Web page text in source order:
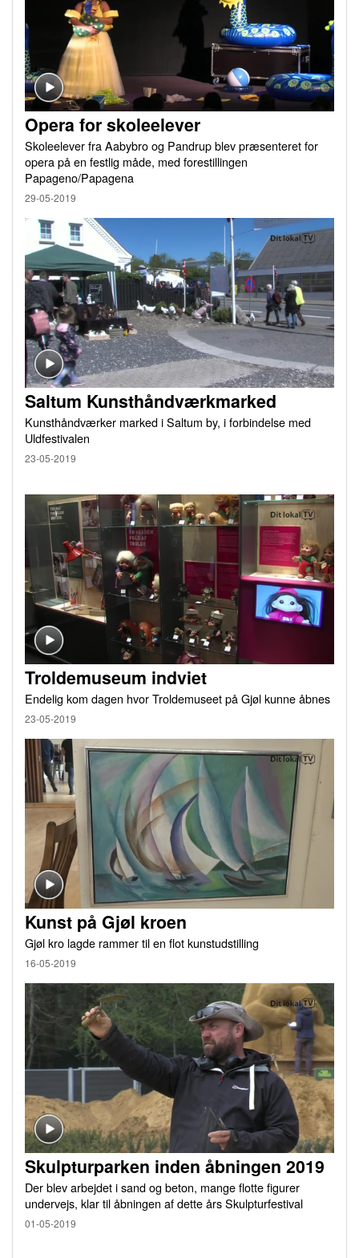
Opera for skoleelever
Skoleelever fra Aabybro og Pandrup blev præsenteret for
opera på en festlig måde, med forestillingen
Papageno/Papagena
29-05-2019
Saltum Kunsthåndværkmarked
Kunsthåndværker marked i Saltum by, i forbindelse med
Uldfestivalen
23-05-2019
Troldemuseum indviet
Endelig kom dagen hvor Troldemuseet på Gjøl kunne åbnes
23-05-2019
Kunst på Gjøl kroen
Gjøl kro lagde rammer til en flot kunstudstilling
16-05-2019
Skulpturparken inden åbningen 2019
Der blev arbejdet i sand og beton, mange flotte figurer
undervejs, klar til åbningen af dette års Skulpturfestival
01-05-2019